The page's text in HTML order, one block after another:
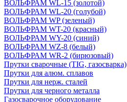
ВОЛЬФРАМ WL-15 (золотой)
ВОЛЬФРАМ WL-20 (голубой)
ВОЛЬФРАМ WP (зеленый)
ВОЛЬФРАМ WT-20 (красный)
ВОЛЬФРАМ WY-20 (синий)
ВОЛЬФРАМ WZ-8 (белый)
ВОЛЬФРАМ WR-2 (бирюзовый)
Прутки сварочные (TIG, газосварка)
Прутки для алюм. сплавов
Прутки для нерж. сталей
Прутки для черного металла
Газосварочное оборудование